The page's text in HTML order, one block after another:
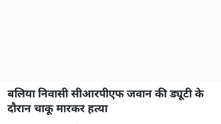
बलिया निवासी सीआरपीएफ जवान की ड्यूटी के
दौरान चाकू मारकर हत्या